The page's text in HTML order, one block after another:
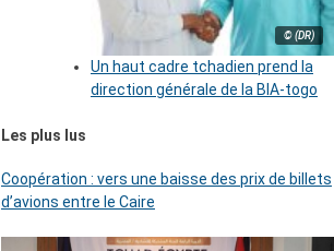
© (DR)
Un haut cadre tchadien prend la
direction générale de la BIA-togo
Les plus lus
Coopération : vers une baisse des prix de billets
d’avions entre le Caire